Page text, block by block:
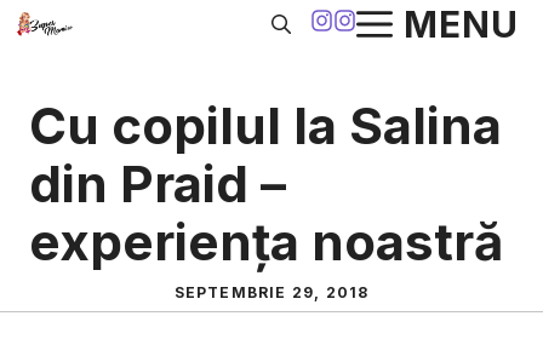
Sari
MENU
Cu copilul la Salina
din Praid –
experienţa noastră
SEPTEMBRIE 29, 2018